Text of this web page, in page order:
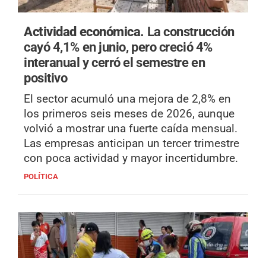
Actividad económica. La construcción
cayó 4,1% en junio, pero creció 4%
interanual y cerró el semestre en
positivo
El sector acumuló una mejora de 2,8% en
los primeros seis meses de 2026, aunque
volvió a mostrar una fuerte caída mensual.
Las empresas anticipan un tercer trimestre
con poca actividad y mayor incertidumbre.
POLÍTICA